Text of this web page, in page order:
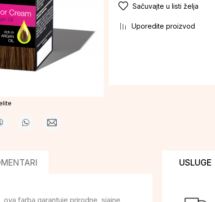
Sačuvajte u listi želja
Uporedite proizvod
farba garantuje prirodne, sjajne
USLUGE